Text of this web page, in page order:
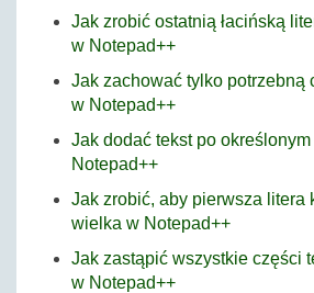
Jak zrobić ostatnią łacińską
w Notepad++
Jak zachować tylko potrzebną
w Notepad++
Jak dodać tekst po
Notepad++
Jak zrobić, aby pierwsza litera
wielka w Notepad++
Jak zastąpić wszystkie części
w Notepad++